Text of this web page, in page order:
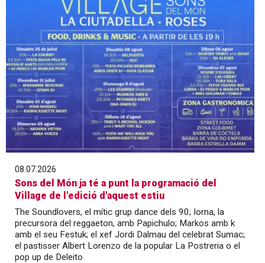
08.07.2026
Sons del Món ja té a punt la programació del
Village de l'edició d'aquest estiu
The Soundlovers, el mític grup dance dels 90; Iorna, la
precursora del reggaeton, amb Papichulo; Markos amb k
amb el seu Festuk; el xef Jordi Dalmau del celebrat Sumac;
el pastisser Albert Lorenzo de la popular La Postreria o el
pop up de Deleito